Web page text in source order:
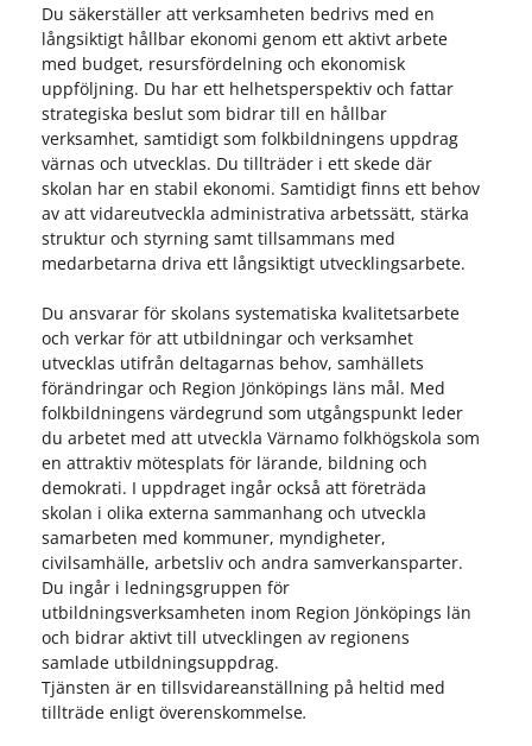
Du säkerställer att verksamheten bedrivs med en
långsiktigt hållbar ekonomi genom ett aktivt arbete
med budget, resursfördelning och ekonomisk
uppföljning. Du har ett helhetsperspektiv och fattar
strategiska beslut som bidrar till en hållbar
verksamhet, samtidigt som folkbildningens uppdrag
värnas och utvecklas. Du tillträder i ett skede där
skolan har en stabil ekonomi. Samtidigt finns ett behov
av att vidareutveckla administrativa arbetssätt, stärka
struktur och styrning samt tillsammans med
medarbetarna driva ett långsiktigt utvecklingsarbete.
Du ansvarar för skolans systematiska kvalitetsarbete
och verkar för att utbildningar och verksamhet
utvecklas utifrån deltagarnas behov, samhällets
förändringar och Region Jönköpings läns mål. Med
folkbildningens värdegrund som utgångspunkt leder
du arbetet med att utveckla Värnamo folkhögskola som
en attraktiv mötesplats för lärande, bildning och
demokrati. I uppdraget ingår också att företräda
skolan i olika externa sammanhang och utveckla
samarbeten med kommuner, myndigheter,
civilsamhälle, arbetsliv och andra samverkansparter.
Du ingår i ledningsgruppen för
utbildningsverksamheten inom Region Jönköpings län
och bidrar aktivt till utvecklingen av regionens
samlade utbildningsuppdrag.
Tjänsten är en tillsvidareanställning på heltid med
tillträde enligt överenskommelse.